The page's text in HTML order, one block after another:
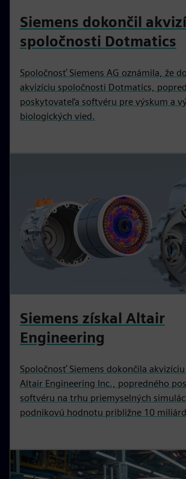
Siemens dokončil
spoločnosti Dotmatics
Spoločnosť Siemens AG oznámila, že
akvizíciu spoločnosti Dotmatics,
poskytovateľa softvéru pre výskum a
biologických vied.
Siemens získal Altair
Engineering
Spoločnosť Siemens dokončila
Altair Engineering Inc., popredného
softvéru na trhu priemyselných
podnikovú hodnotu približne 10 miliárd